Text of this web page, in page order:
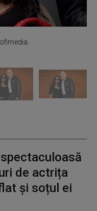
de actrița
și soțul ei